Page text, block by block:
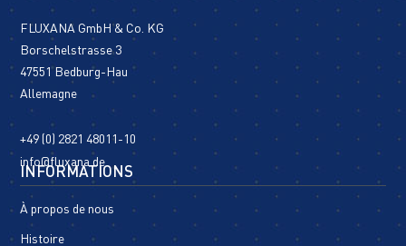
FLUXANA GmbH & Co. KG
Borschelstrasse 3
47551 Bedburg-Hau
Allemagne
+49 (0) 2821 48011-10
info@fluxana.de
INFORMATIONS
À propos de nous
Histoire